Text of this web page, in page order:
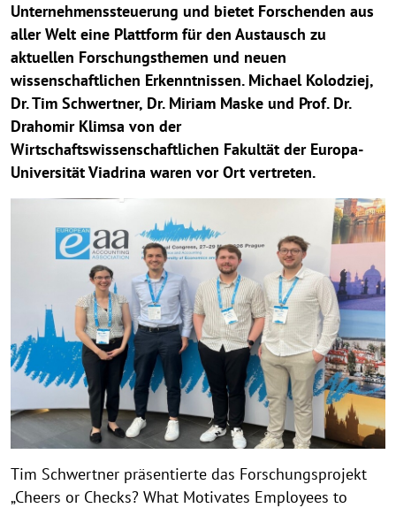
Unternehmenssteuerung und bietet Forschenden aus
aller Welt eine Plattform für den Austausch zu
aktuellen Forschungsthemen und neuen
wissenschaftlichen Erkenntnissen. Michael Kolodziej,
Dr. Tim Schwertner, Dr. Miriam Maske und Prof. Dr.
Drahomir Klimsa von der
Wirtschaftswissenschaftlichen Fakultät der Europa-
Universität Viadrina waren vor Ort vertreten.
Tim Schwertner präsentierte das Forschungsprojekt
„Cheers or Checks? What Motivates Employees to